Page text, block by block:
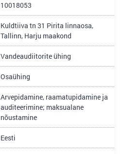
10018053
Kuldtiiva tn 31 Pirita linnaosa,
Tallinn, Harju maakond
Vandeaudiitorite ühing
Osaühing
Arvepidamine, raamatupidamine ja
auditeerimine; maksualane
nõustamine
Eesti